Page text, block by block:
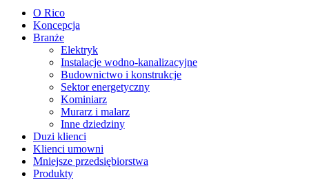
O Rico
Koncepcja
Branże
Elektryk
Instalacje wodno-kanalizacyjne
Budownictwo i konstrukcje
Sektor energetyczny
Kominiarz
Murarz i malarz
Inne dziedziny
Duzi klienci
Klienci umowni
Mniejsze przedsiębiorstwa
Produkty